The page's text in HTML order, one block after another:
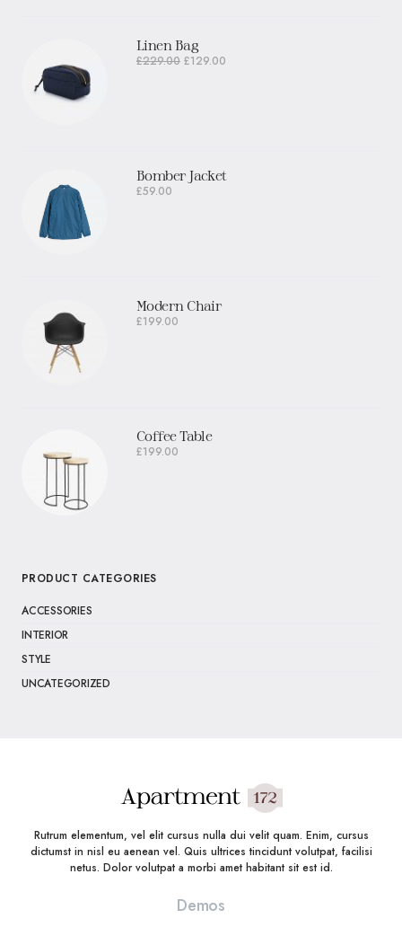
Linen Bag
£229.00 £129.00
Bomber Jacket
£59.00
Modern Chair
£199.00
Coffee Table
£199.00
PRODUCT CATEGORIES
ACCESSORIES
INTERIOR
STYLE
UNCATEGORIZED
Rutrum elementum, vel elit cursus nulla dui velit quam. Enim, cursus
dictumst in nisl eu aenean vel. Quis ultrices tincidunt volutpat, facilisi
netus. Dolor volutpat a morbi amet habitant sit est id.
Demos